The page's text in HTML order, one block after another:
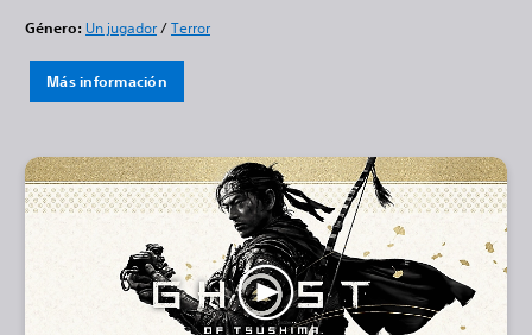
Género: Un jugador/Terror
Más información